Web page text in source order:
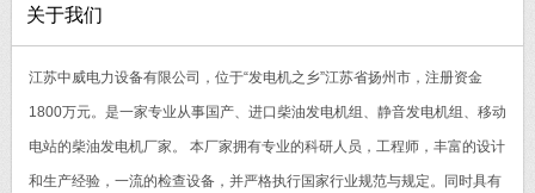
关于我们
江苏中威电力设备有限公司，位于“发电机之乡”江苏省扬州市，注册资金
1800万元。是一家专业从事国产、进口柴油发电机组、静音发电机组、移动
电站的柴油发电机厂家。 本厂家拥有专业的科研人员，工程师，丰富的设计
和生产经验，一流的检查设备，并严格执行国家行业规范与规定。同时具有